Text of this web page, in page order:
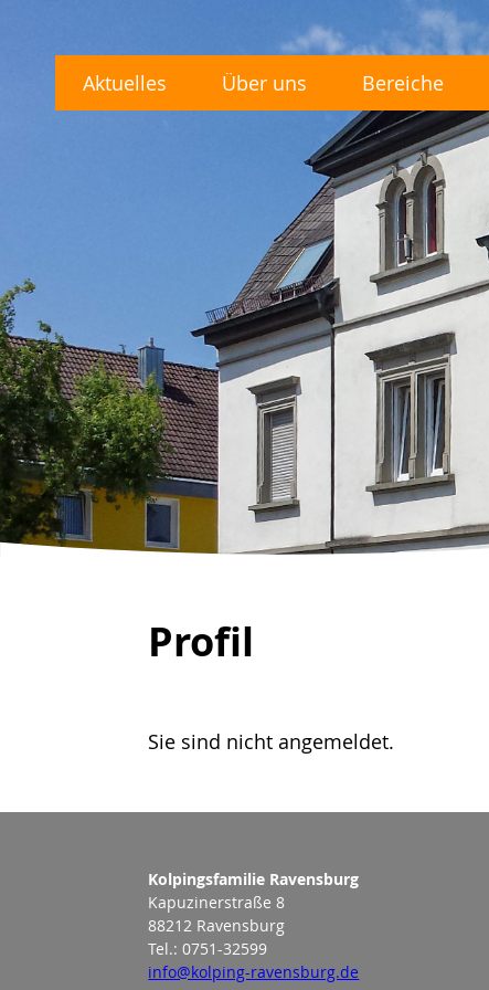
Aktuelles Über uns Bereiche
Profil
Sie sind nicht angemeldet.
Kolpingsfamilie Ravensburg
Kapuzinerstraße 8
88212 Ravensburg
Tel.: 0751-32599
info@kolping-ravensburg.de